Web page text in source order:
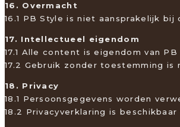
16. Overmacht
16.1 PB Style is niet aansprakelijk bij
17. Intellectueel eigendom
17.1 Alle content is eigendom van PB
17.2 Gebruik zonder toestemming is
18. Privacy
18.1 Persoonsgegevens worden
18.2 Privacyverklaring is